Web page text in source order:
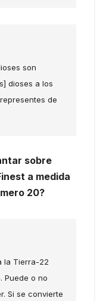
son
dioses a los
de
sobre
a medida
20?
la Tierra-22
Puede o no
Si se convierte